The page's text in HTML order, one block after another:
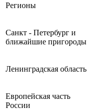
Регионы
Санкт - Петербург и
ближайшие пригороды
Ленинградская область
Европейская часть
России